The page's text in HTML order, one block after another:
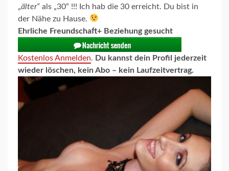
„älter“ als „30“ !!! Ich hab die 30 erreicht. Du bist in
der Nähe zu Hause.
Ehrliche Freundschaft+ Beziehung gesucht
Kostenlos Anmelden. Du kannst dein Profil jederzeit
wieder löschen, kein Abo – kein Laufzeitvertrag.